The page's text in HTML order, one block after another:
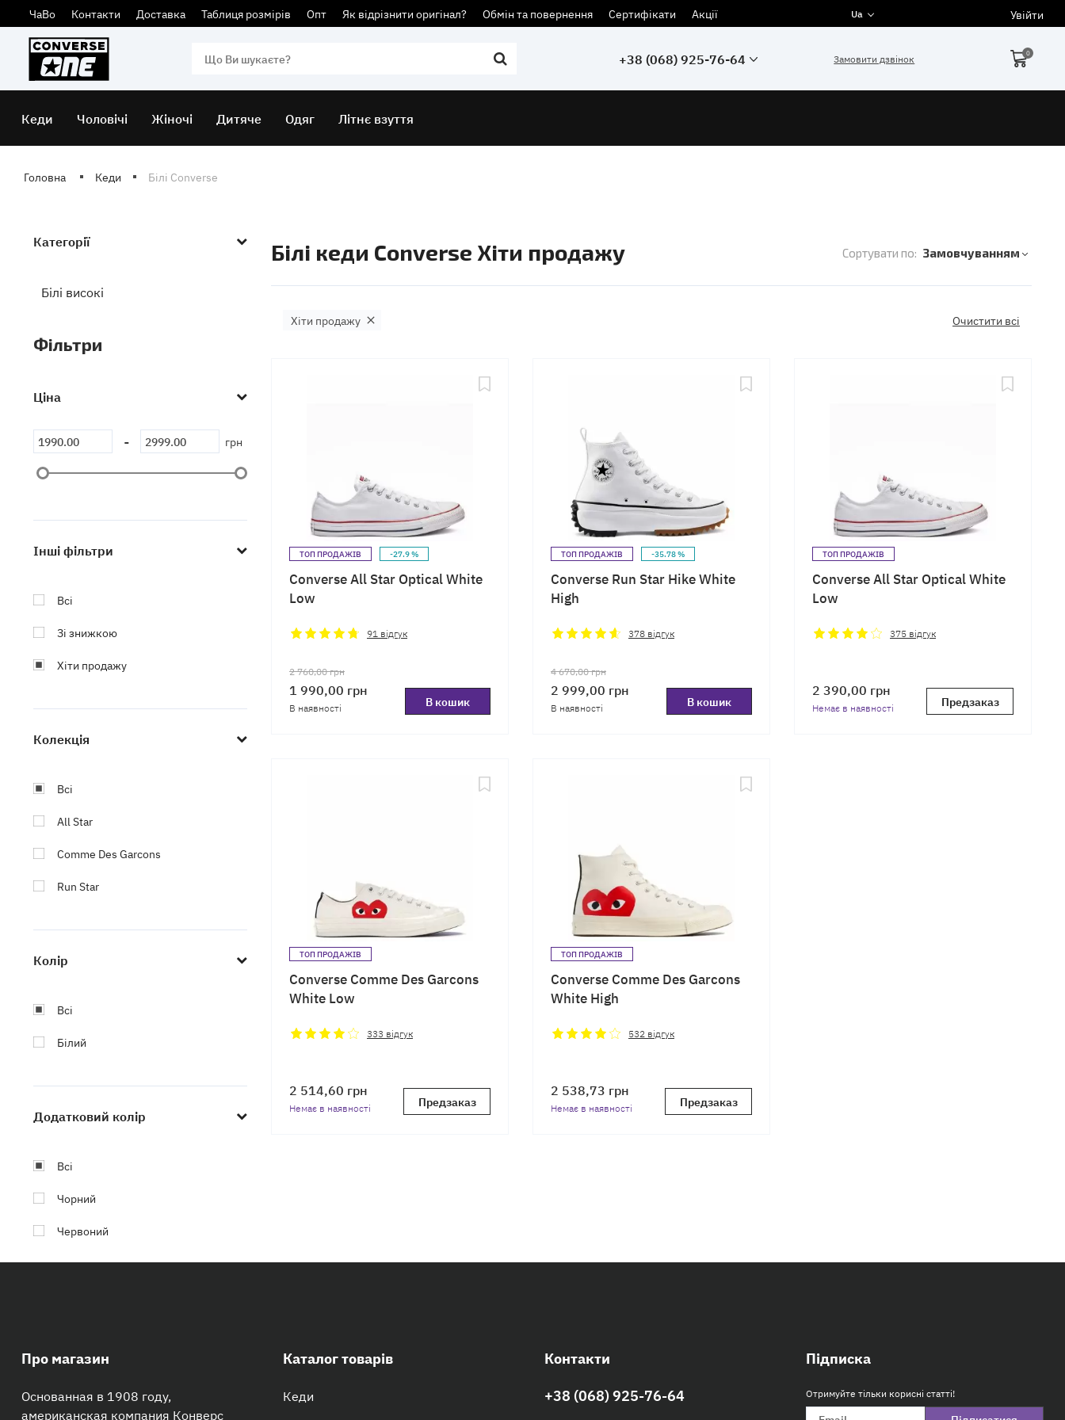
ЧаВо Контакти Доставка Таблиця розмірів Опт Як відрізнити оригінал? Обмін та повернення Сертифікати Акції Ua Увійти
+38 (068) 925-76-64 Замовити дзвінок 0
Кеди Чоловічі Жіночі Дитяче Одяг Літнє взуття
Головна Кеди Білі Converse
Категорії
Білі високі
Фiльтри
Ціна
- грн
Інші фільтри
Всі
Зі знижкою
Хіти продажу
Колекція
Всі
All Star
Comme Des Garcons
Run Star
Колір
Всі
Білий
Додатковий колір
Всі
Чорний
Червоний
Білі кеди Converse Хіти продажу Сортувати по: Замовчуванням
Хіти продажу Очистити всі
ТОП ПРОДАЖІВ -27.9 %
Converse All Star Optical White
Low
91 відгук
2 760,00грн
1 990,00 грн
В наявності В кошик
ТОП ПРОДАЖІВ -35.78 %
Converse Run Star Hike White
High
378 відгук
4 670,00грн
2 999,00 грн
В наявності В кошик
ТОП ПРОДАЖІВ
Converse All Star Optical White
Low
375 відгук
2 390,00 грн
Немає в наявності Предзаказ
ТОП ПРОДАЖІВ
Converse Comme Des Garcons
White Low
333 відгук
2 514,60 грн
Немає в наявності Предзаказ
ТОП ПРОДАЖІВ
Converse Comme Des Garcons
White High
532 відгук
2 538,73 грн
Немає в наявності Предзаказ
Про магазин
Основанная в 1908 году,
американская компания Конверс
Каталог товарів
Кеди
Контакти
+38 (068) 925-76-64
Підписка
Отримуйте тільки корисні статті!